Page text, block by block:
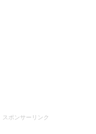
スポンサーリンク